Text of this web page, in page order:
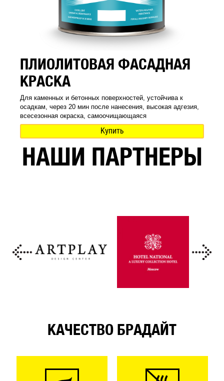
ПЛИОЛИТОВАЯ ФАСАДНАЯ
КРАСКА
Для каменных и бетонных поверхностей, устойчива к
осадкам, через 20 мин после нанесения, высокая адгезия,
всесезонная окраска, самоочищающаяся
Купить
НАШИ ПАРТНЕРЫ
КАЧЕСТВО БРАДАЙТ